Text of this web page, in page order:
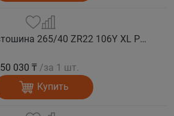
COMFORSER Автошина 265/40 ZR22 106Y XL PURESPEED лето
50 030 ₸ /за 1 шт.
Купить